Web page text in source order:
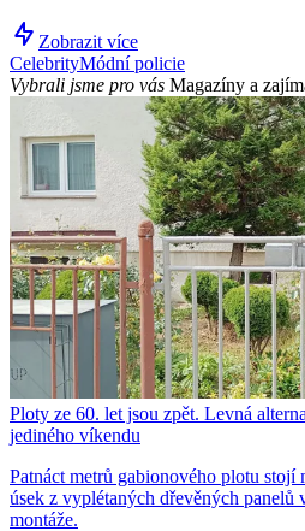
Zobrazit více
CelebrityMódní policie
Vybrali jsme pro vás Magazíny a
Ploty ze 60. let jsou zpět. Levná
jediného víkendu
Patnáct metrů gabionového plotu
úsek z vyplétaných dřevěných panelů
montáže.